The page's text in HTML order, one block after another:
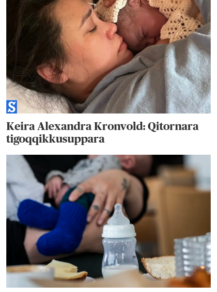
Keira Alexandra Kronvold: Qitornara
tigoqqikkusuppara